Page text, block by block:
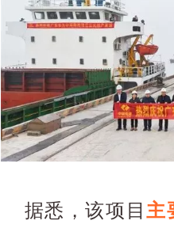
据悉，该项目主